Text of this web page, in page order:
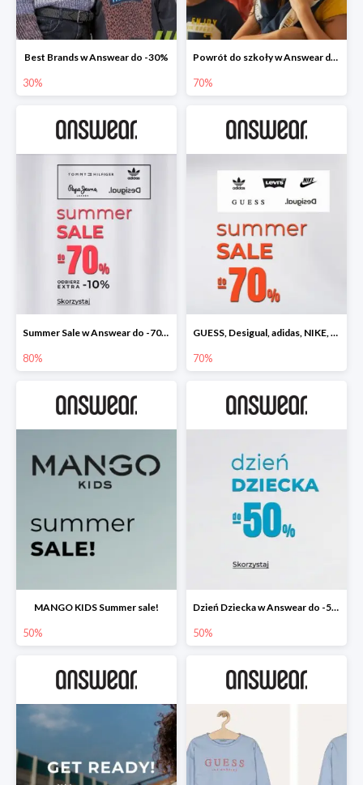
Best Brands w Answear do -30%
30%
Powrót do szkoły w Answear do -70%
70%
Summer Sale w Answear do -70% + dodatkowe 10% rabatu
80%
GUESS, Desigual, adidas, NIKE, LEVI'S wyprzedaż do -70%
70%
MANGO KIDS Summer sale!
50%
Dzień Dziecka w Answear do -50%
50%